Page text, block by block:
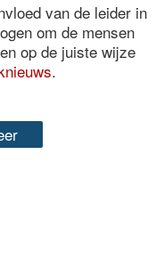
van de leider in
om de mensen
op de juiste wijze
.